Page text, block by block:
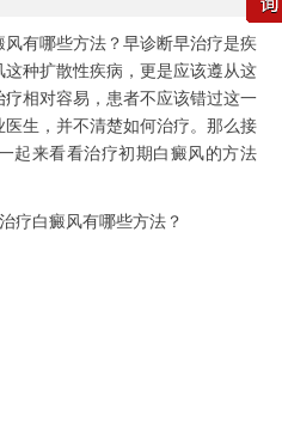
有哪些方法？早诊断早治疗是疾
种扩散性疾病，更是应该遵从这
疗相对容易，患者不应该错过这一
生，并不清楚如何治疗。那么接
起来看看治疗初期白癜风的方法